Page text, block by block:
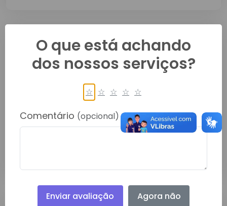
CONTRATO ADMINISTRATIVO Nº
Jun/2026
O que está achando
dos nossos serviços?
☆ ☆ ☆ ☆ ☆
Comentário (opcional)
Enviar avaliação Agora não